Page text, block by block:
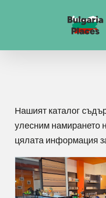
Нашият каталог
улесним намирането
цялата информация